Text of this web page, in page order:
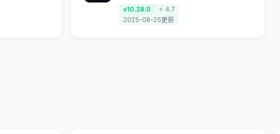
音视频服务，提供专业稳定的全
球回国线路和游戏加速专线。能
地区版权限制问题，一键降低游
戏延迟，加速访问中国网站、游
v10.28.0
⭐ 4.7
2025-08-25更新